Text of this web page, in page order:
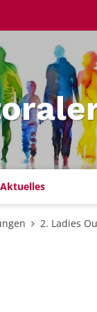
Aktuelles
2. Ladies